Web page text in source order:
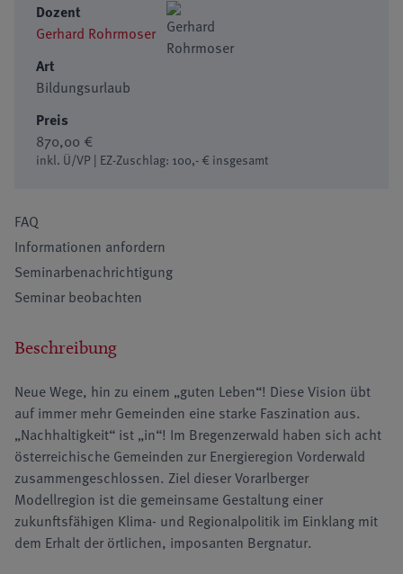
Dozent
Gerhard Rohrmoser
Art
Bildungsurlaub
Preis
870,00 €
inkl. Ü/VP | EZ-Zuschlag: 100,- € insgesamt
FAQ
Informationen anfordern
Seminarbenachrichtigung
Seminar beobachten
Beschreibung
Neue Wege, hin zu einem „guten Leben“! Diese Vision übt
auf immer mehr Gemeinden eine starke Faszination aus.
„Nachhaltigkeit“ ist „in“! Im Bregenzerwald haben sich acht
österreichische Gemeinden zur Energieregion Vorderwald
zusammengeschlossen. Ziel dieser Vorarlberger
Modellregion ist die gemeinsame Gestaltung einer
zukunftsfähigen Klima- und Regionalpolitik im Einklang mit
dem Erhalt der örtlichen, imposanten Bergnatur.